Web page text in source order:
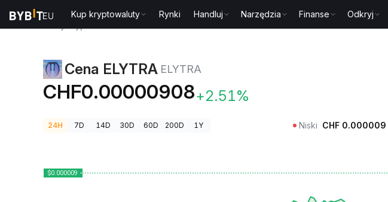
Kup kryptowaluty Rynki Handluj Narzędzia Finanse Odkryj
Cena ELYTRA ELYTRA
CHF0.00000908+2.51%
24H 7D 14D 30D 60D 200D 1Y Niski CHF 0.000009